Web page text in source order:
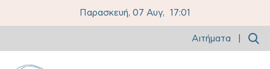
Παρασκευή, 07 Αυγ, 17:01
Αιτήματα